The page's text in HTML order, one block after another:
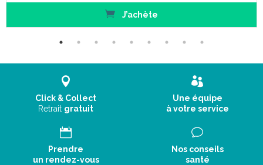
J’achète
Click & Collect
Retrait gratuit
Une équipe
à votre service
Prendre
un rendez-vous
Nos conseils
santé